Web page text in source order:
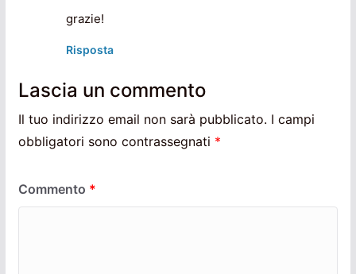
grazie!
Risposta
Lascia un commento
Il tuo indirizzo email non sarà pubblicato. I campi
obbligatori sono contrassegnati *
Commento *